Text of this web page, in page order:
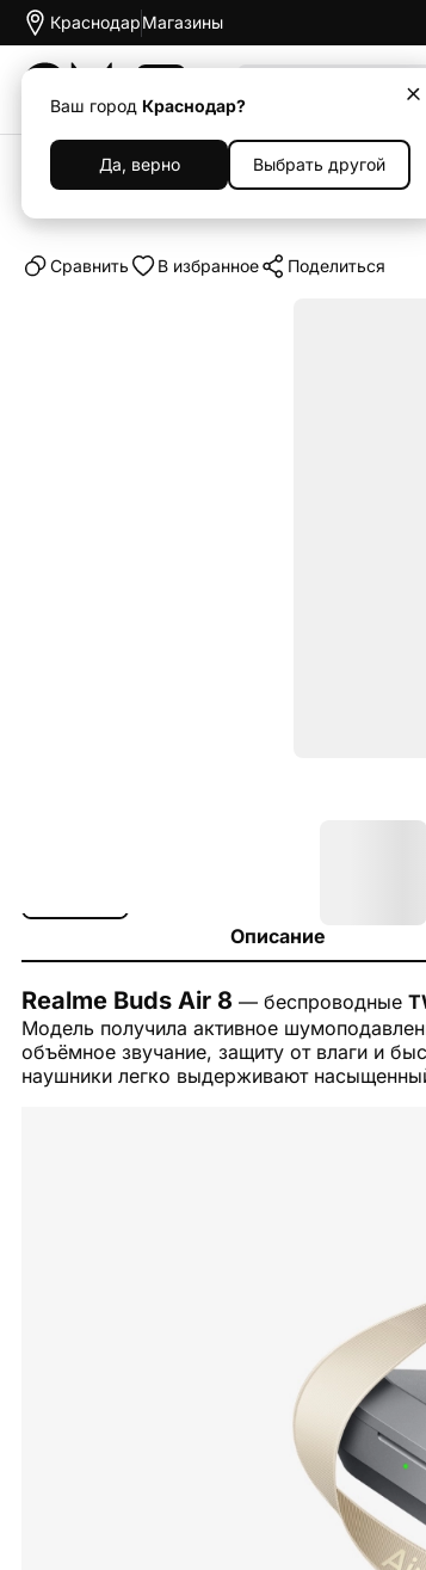
Краснодар
Ваш город Краснодар?
Да, верно Выбрать другой
Магазины
Каталог Наушники и колонки
Беспроводные наушники
Cравнить В избранное Поделиться
Описание
Realme Buds Air 8 — беспроводные
Модель получила активное
объёмное звучание, защиту от влаги и
наушники легко выдерживают